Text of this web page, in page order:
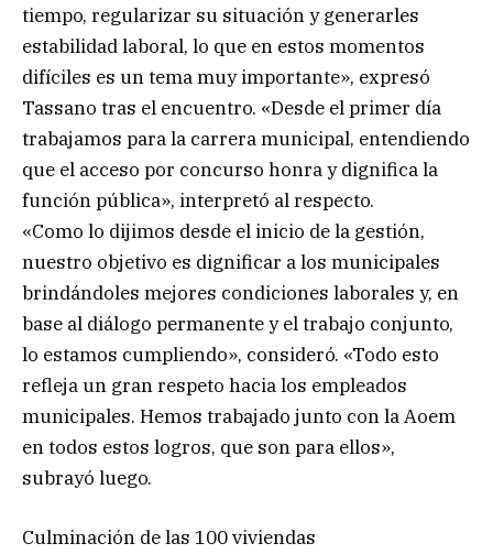
tiempo, regularizar su situación y generarles
estabilidad laboral, lo que en estos momentos
difíciles es un tema muy importante», expresó
Tassano tras el encuentro. «Desde el primer día
trabajamos para la carrera municipal, entendiendo
que el acceso por concurso honra y dignifica la
función pública», interpretó al respecto.
«Como lo dijimos desde el inicio de la gestión,
nuestro objetivo es dignificar a los municipales
brindándoles mejores condiciones laborales y, en
base al diálogo permanente y el trabajo conjunto,
lo estamos cumpliendo», consideró. «Todo esto
refleja un gran respeto hacia los empleados
municipales. Hemos trabajado junto con la Aoem
en todos estos logros, que son para ellos»,
subrayó luego.
Culminación de las 100 viviendas